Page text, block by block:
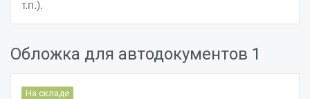
т.п.).
Обложка для автодокументов 1
На складе